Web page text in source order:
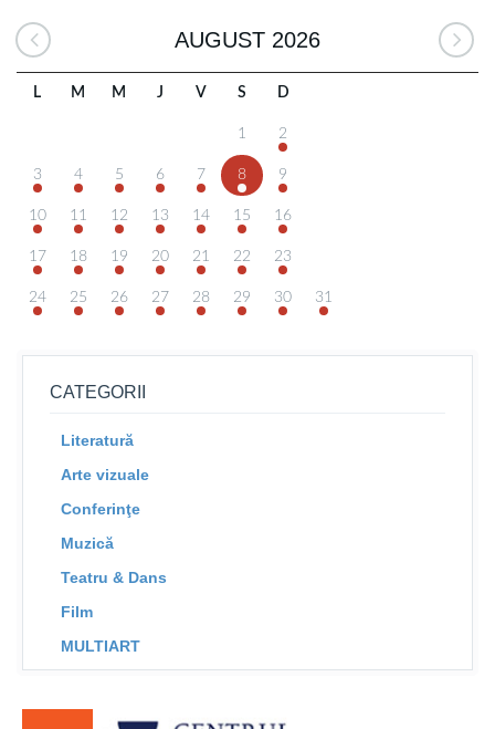
AUGUST 2026
L M M J V S D
1 2
3 4 5 6 7 8 9
10 11 12 13 14 15 16
17 18 19 20 21 22 23
24 25 26 27 28 29 30 31
CATEGORII
Literatură
Arte vizuale
Conferinţe
Muzică
Teatru & Dans
Film
MULTIART